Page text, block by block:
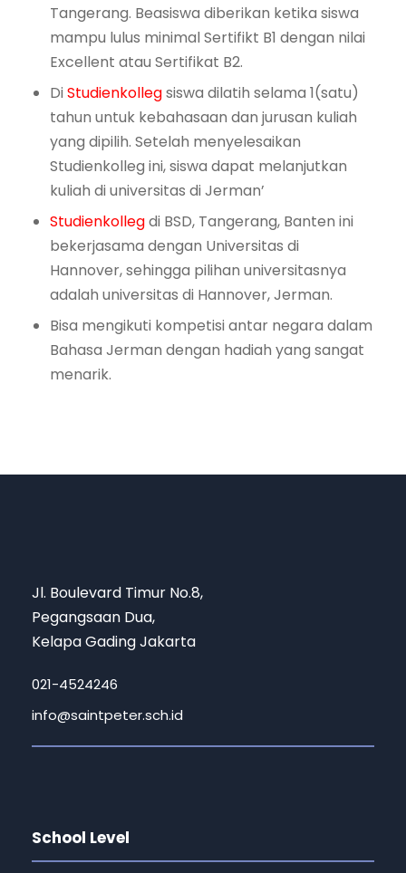
Tangerang. Beasiswa diberikan ketika siswa
mampu lulus minimal Sertifikt B1 dengan nilai
Excellent atau Sertifikat B2.
Di Studienkollegsiswa dilatih selama 1(satu)
tahun untuk kebahasaan dan jurusan kuliah
yang dipilih. Setelah menyelesaikan
Studienkolleg ini, siswa dapat melanjutkan
kuliah di universitas di Jerman’
Studienkollegdi BSD, Tangerang, Banten ini
bekerjasama dengan Universitas di
Hannover, sehingga pilihan universitasnya
adalah universitas di Hannover, Jerman.
Bisa mengikuti kompetisi antar negara dalam
Bahasa Jerman dengan hadiah yang sangat
menarik.
Jl. Boulevard Timur No.8,
Pegangsaan Dua,
Kelapa Gading Jakarta
021-4524246
info@saintpeter.sch.id
School Level